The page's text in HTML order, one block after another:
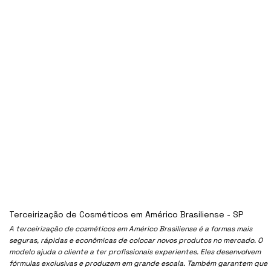
A terceirização de cosméticos em Américo Brasiliense é a formas mais
seguras, rápidas e econômicas de colocar novos produtos no mercado. O
modelo ajuda o cliente a ter profissionais experientes. Eles desenvolvem
fórmulas exclusivas e produzem em grande escala. Também garantem que
Terceirização de Cosméticos em Américo Brasiliense - SP